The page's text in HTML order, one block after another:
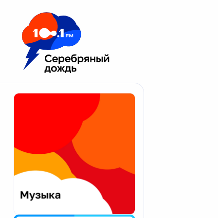
Москва 100.1 FM
Апатиты
Екатеринбург
Калининград
Калуга